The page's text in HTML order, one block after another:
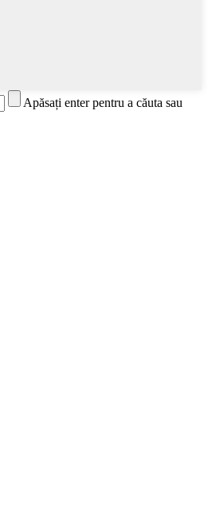
Apăsați enter pentru a căuta sau